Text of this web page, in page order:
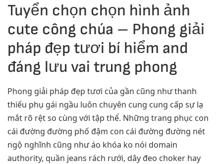
Tuyển chọn chọn hình ảnh
cute công chúa – Phong giải
pháp đẹp tươi bí hiểm and
đáng lưu vai trung phong
Phong giải pháp đẹp tươi của gần cũng như thanh
thiếu phụ gái ngầu luôn chuyên cung cung cấp sự lạ
mắt rõ rệt so cùng với tập thể. Những trang phục con
cái đường đường phố đậm con cái đường đường nét
ngộ nghĩnh cũng như áo khóa ko nói domain
authority, quần jeans rách rưới, dây đeo choker hay